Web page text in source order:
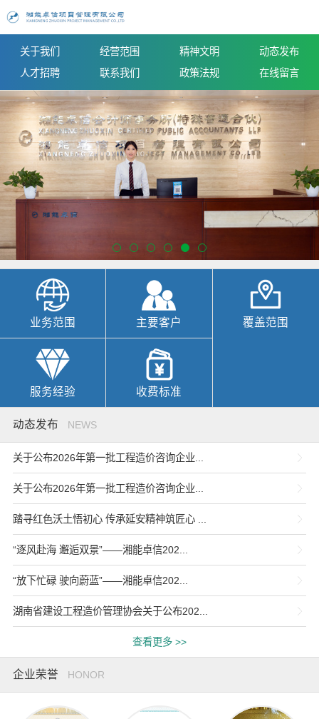
关于我们 经营范围 精神文明
动态发布
人才招聘
联系我们 政策法规 在线留言
业务范围 主要客户 覆盖范围
服务经验 收费标准
动态发布 NEWS
关于公布2026年第一批工程造价咨询企业...
关于公布2026年第一批工程造价咨询企业...
踏寻红色沃土悟初心 传承延安精神筑匠心 ...
“逐风赴海 邂逅双景”——湘能卓信202...
“放下忙碌 驶向蔚蓝”——湘能卓信202...
湖南省建设工程造价管理协会关于公布202...
查看更多 >>
企业荣誉 HONOR